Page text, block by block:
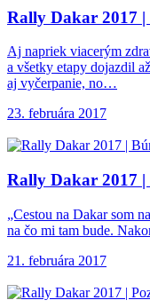
Rally Dakar 2017
Aj napriek viacerým
a všetky etapy dojazdil
aj vyčerpanie, no…
23. februára 2017
Rally Dakar 2017
„Cestou na Dakar som
na čo mi tam bude.
21. februára 2017